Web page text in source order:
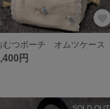
むつポーチ オムツケース
円